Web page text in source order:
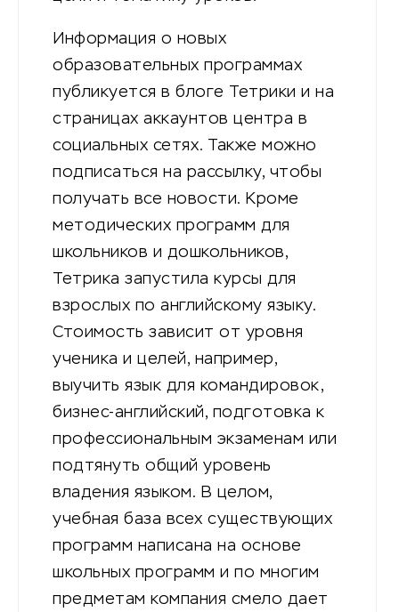
Информация о новых
образовательных программах
публикуется в блоге Тетрики и на
страницах аккаунтов центра в
социальных сетях. Также можно
подписаться на рассылку, чтобы
получать все новости. Кроме
методических программ для
школьников и дошкольников,
Тетрика запустила курсы для
взрослых по английскому языку.
Стоимость зависит от уровня
ученика и целей, например,
выучить язык для командировок,
бизнес-английский, подготовка к
профессиональным экзаменам или
подтянуть общий уровень
владения языком. В целом,
учебная база всех существующих
программ написана на основе
школьных программ и по многим
предметам компания смело дает